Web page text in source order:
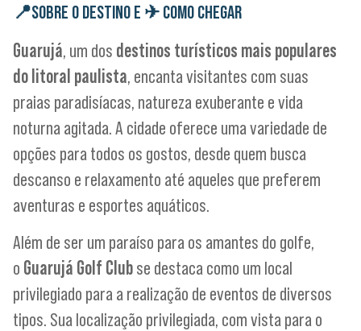
📍SOBRE O DESTINO E ✈COMO CHEGAR
Guarujá, um dos destinos turísticos mais populares
do litoral paulista, encanta visitantes com suas
praias paradisíacas, natureza exuberante e vida
noturna agitada. A cidade oferece uma variedade de
opções para todos os gostos, desde quem busca
descanso e relaxamento até aqueles que preferem
aventuras e esportes aquáticos.
Além de ser um paraíso para os amantes do golfe,
o Guarujá Golf Clubse destaca como um local
privilegiado para a realização de eventos de diversos
tipos. Sua localização privilegiada, com vista para o